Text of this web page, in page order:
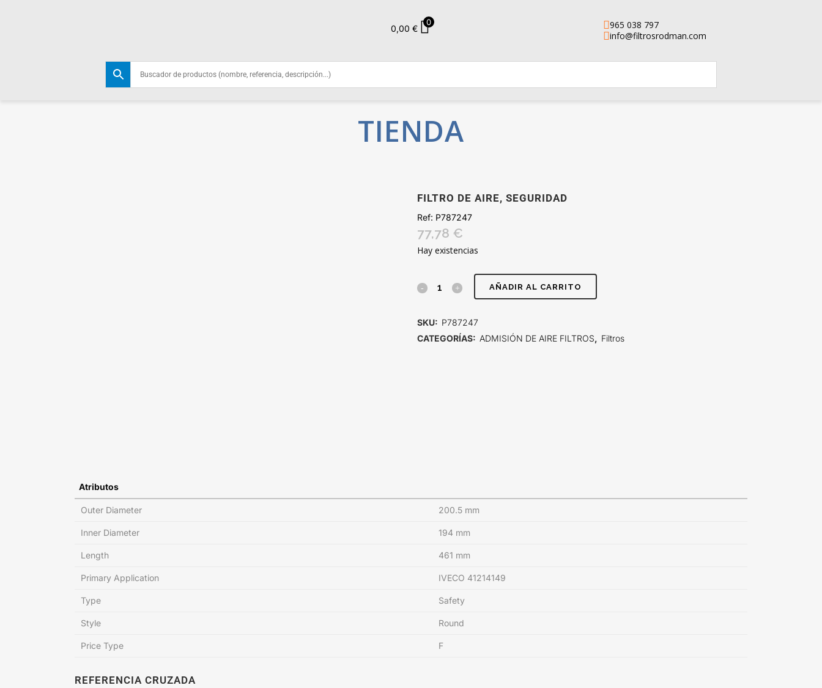
965 038 797
info@filtrosrodman.com
0,00 €
0
TIENDA
FILTRO DE AIRE, SEGURIDAD
Ref: P787247
77,78 €
Hay existencias
FILTRO AÑADIR AL CARRITO
SKU: P787247
CATEGORÍAS: ADMISIÓN DE AIRE FILTROS, Filtros
Atributos
Outer Diameter 200.5 mm
Inner Diameter 194 mm
Length 461 mm
Primary Application IVECO 41214149
Type Safety
Style Round
Price Type F
REFERENCIA CRUZADA